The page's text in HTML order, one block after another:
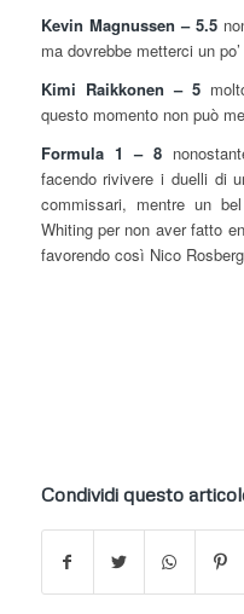
Kevin Magnussen – 5.5
ma dovrebbe metterci un
Kimi Raikkonen – 5
questo momento non può
Formula 1 – 8
facendo rivivere i duelli di
commissari, mentre un
Whiting per non aver fatto
favorendo così Nico Rosberg
Condividi questo